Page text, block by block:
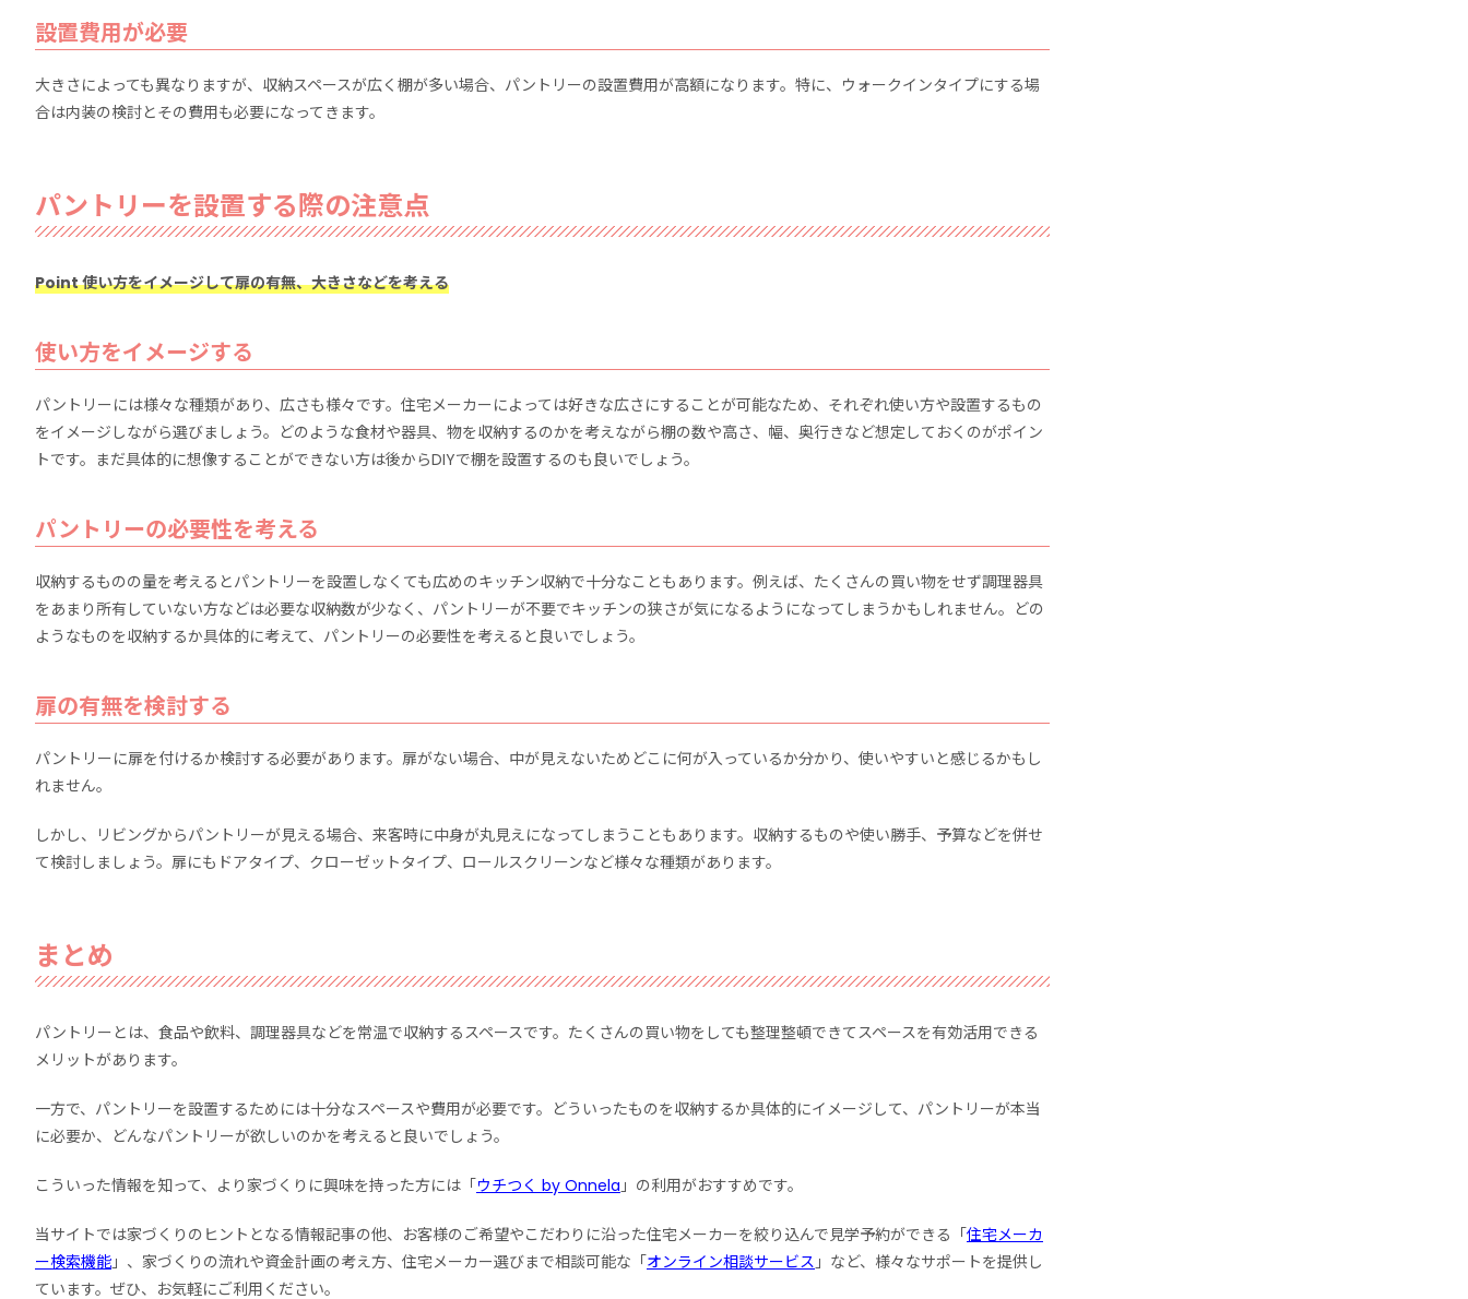
設置費用が必要
大きさによっても異なりますが、収納スペースが広く棚が多い場合、パントリーの設置費用が高額になります。特に、ウォークインタイプにする場
合は内装の検討とその費用も必要になってきます。
パントリーを設置する際の注意点
Point 使い方をイメージして扉の有無、大きさなどを考える
使い方をイメージする
パントリーには様々な種類があり、広さも様々です。住宅メーカーによっては好きな広さにすることが可能なため、それぞれ使い方や設置するもの
をイメージしながら選びましょう。どのような食材や器具、物を収納するのかを考えながら棚の数や高さ、幅、奥行きなど想定しておくのがポイン
トです。まだ具体的に想像することができない方は後からDIYで棚を設置するのも良いでしょう。
パントリーの必要性を考える
収納するものの量を考えるとパントリーを設置しなくても広めのキッチン収納で十分なこともあります。例えば、たくさんの買い物をせず調理器具
をあまり所有していない方などは必要な収納数が少なく、パントリーが不要でキッチンの狭さが気になるようになってしまうかもしれません。どの
ようなものを収納するか具体的に考えて、パントリーの必要性を考えると良いでしょう。
扉の有無を検討する
パントリーに扉を付けるか検討する必要があります。扉がない場合、中が見えないためどこに何が入っているか分かり、使いやすいと感じるかもし
れません。
しかし、リビングからパントリーが見える場合、来客時に中身が丸見えになってしまうこともあります。収納するものや使い勝手、予算などを併せ
て検討しましょう。扉にもドアタイプ、クローゼットタイプ、ロールスクリーンなど様々な種類があります。
まとめ
パントリーとは、食品や飲料、調理器具などを常温で収納するスペースです。たくさんの買い物をしても整理整頓できてスペースを有効活用できる
メリットがあります。
一方で、パントリーを設置するためには十分なスペースや費用が必要です。どういったものを収納するか具体的にイメージして、パントリーが本当
に必要か、どんなパントリーが欲しいのかを考えると良いでしょう。
こういった情報を知って、より家づくりに興味を持った方には「ウチつく by Onnela 」の利用がおすすめです。
当サイトでは家づくりのヒントとなる情報記事の他、お客様のご希望やこだわりに沿った住宅メーカーを絞り込んで見学予約ができる「住宅メーカ
ー検索機能 」、家づくりの流れや資金計画の考え方、住宅メーカー選びまで相談可能な「オンライン相談サービス 」など、様々なサポートを提供し
ています。ぜひ、お気軽にご利用ください。